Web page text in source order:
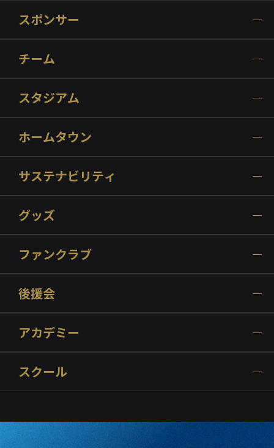
スポンサー
チーム
スタジアム
ホームタウン
サステナビリティ
グッズ
ファンクラブ
後援会
アカデミー
スクール